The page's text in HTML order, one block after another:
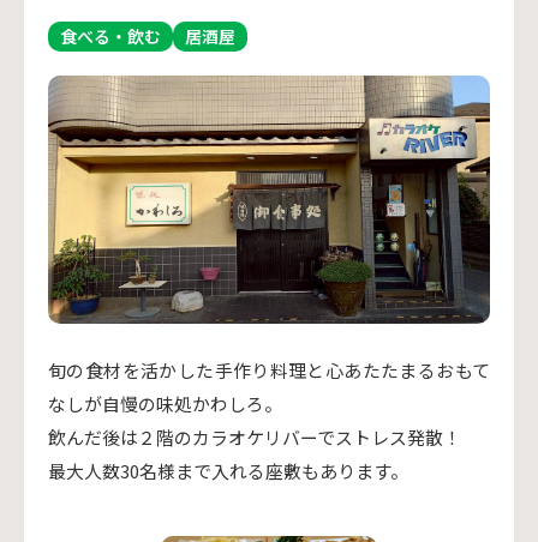
食べる・飲む 居酒屋
旬の食材を活かした手作り料理と心あたたまるおもて
なしが自慢の味処かわしろ。
飲んだ後は２階のカラオケリバーでストレス発散！
最大人数30名様まで入れる座敷もあります。